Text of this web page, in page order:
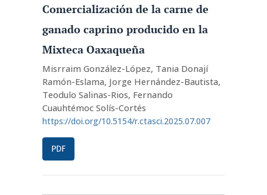
Comercialización de la carne de
ganado caprino producido en la
Mixteca Oaxaqueña
Misrraim González-López, Tania Donají
Ramón-Eslama, Jorge Hernández-Bautista,
Teodulo Salinas-Rios, Fernando
Cuauhtémoc Solís-Cortés
https://doi.org/10.5154/r.ctasci.2025.07.007
PDF